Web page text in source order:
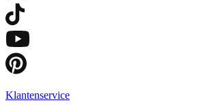
Klantenservice